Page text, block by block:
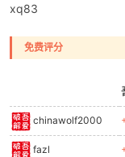
xq83
免费评分
chinawolf2000
fazl